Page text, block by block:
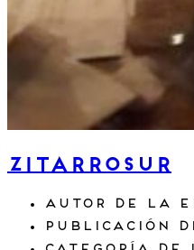
ZITARROSUR
Autor de la
Publicación